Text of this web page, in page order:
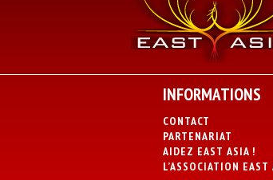
INFORMATIONS
CONTACT
PARTENARIAT
AIDEZ EAST ASIA !
L’ASSOCIATION EAST